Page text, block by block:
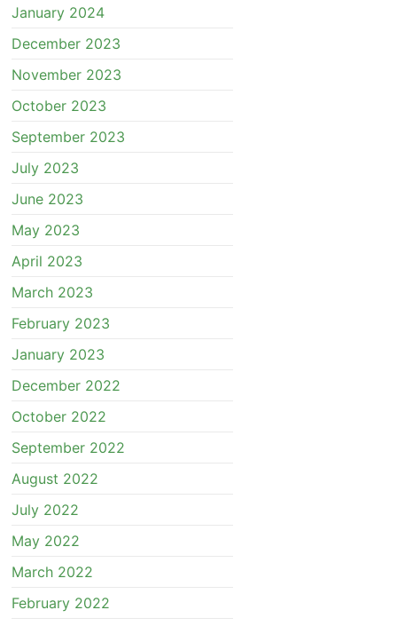
January 2024
December 2023
November 2023
October 2023
September 2023
July 2023
June 2023
May 2023
April 2023
March 2023
February 2023
January 2023
December 2022
October 2022
September 2022
August 2022
July 2022
May 2022
March 2022
February 2022